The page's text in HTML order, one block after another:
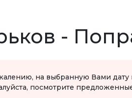
-
на выбранную Вами дату
посмотрите